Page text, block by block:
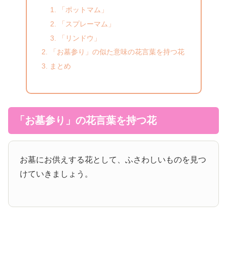
「ポットマム」
「スプレーマム」
「リンドウ」
「お墓参り」の似た意味の花言葉を持つ花
まとめ
「お墓参り」の花言葉を持つ花
お墓にお供えする花として、ふさわしいものを見つ
けていきましょう。